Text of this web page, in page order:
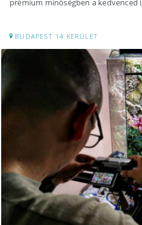
prémium minőségben a kedvenced
BUDAPEST 14.KERÜLET